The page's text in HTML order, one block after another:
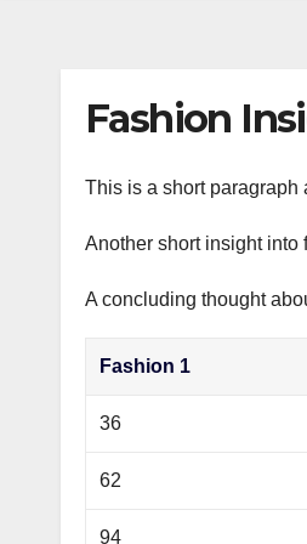
Fashion
This is a short paragraph
Another short insight into
A concluding thought
Fashion 1
36
62
94